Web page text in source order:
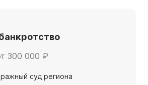
300 000 ₽
суд региона